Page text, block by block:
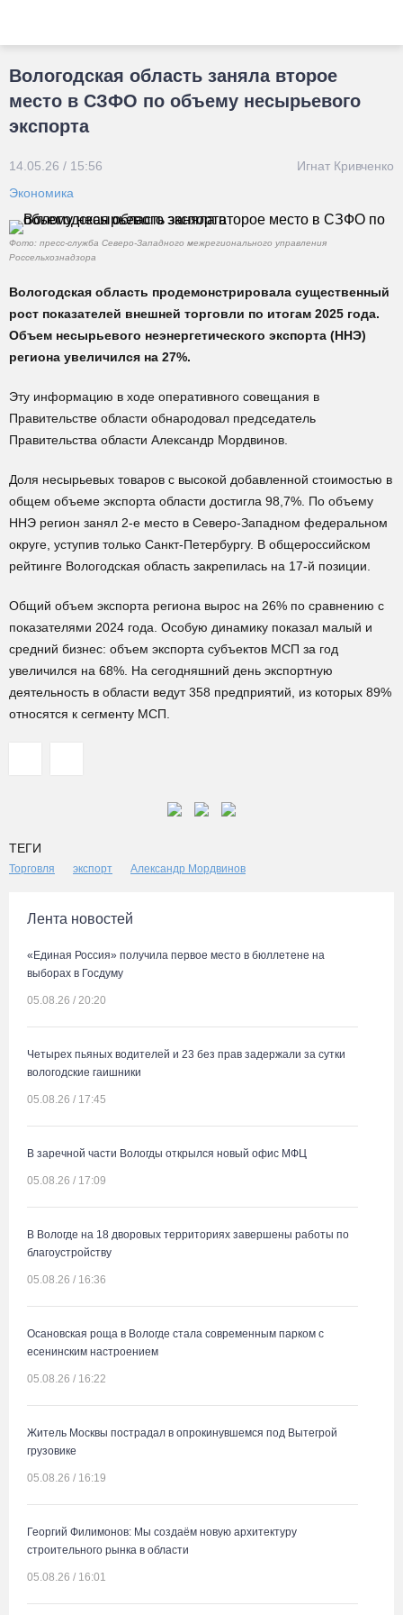
Вологодская область заняла второе
место в СЗФО по объему несырьевого
экспорта
14.05.26 / 15:56
Игнат Кривченко
Экономика
Фото: пресс-служба Северо-Западного межрегионального управления
Россельхознадзора
Вологодская область продемонстрировала существенный
рост показателей внешней торговли по итогам 2025 года.
Объем несырьевого неэнергетического экспорта (ННЭ)
региона увеличился на 27%.
Эту информацию в ходе оперативного совещания в
Правительстве области обнародовал председатель
Правительства области Александр Мордвинов.
Доля несырьевых товаров с высокой добавленной стоимостью в
общем объеме экспорта области достигла 98,7%. По объему
ННЭ регион занял 2-е место в Северо-Западном федеральном
округе, уступив только Санкт-Петербургу. В общероссийском
рейтинге Вологодская область закрепилась на 17-й позиции.
Общий объем экспорта региона вырос на 26% по сравнению с
показателями 2024 года. Особую динамику показал малый и
средний бизнес: объем экспорта субъектов МСП за год
увеличился на 68%. На сегодняшний день экспортную
деятельность в области ведут 358 предприятий, из которых 89%
относятся к сегменту МСП.
ТЕГИ
Торговля экспорт Александр Мордвинов
Лента новостей
«Единая Россия» получила первое место в бюллетене на
выборах в Госдуму
05.08.26 / 20:20
Четырех пьяных водителей и 23 без прав задержали за сутки
вологодские гаишники
05.08.26 / 17:45
В заречной части Вологды открылся новый офис МФЦ
05.08.26 / 17:09
В Вологде на 18 дворовых территориях завершены работы по
благоустройству
05.08.26 / 16:36
Осановская роща в Вологде стала современным парком с
есенинским настроением
05.08.26 / 16:22
Житель Москвы пострадал в опрокинувшемся под Вытегрой
грузовике
05.08.26 / 16:19
Георгий Филимонов: Мы создаём новую архитектуру
строительного рынка в области
05.08.26 / 16:01